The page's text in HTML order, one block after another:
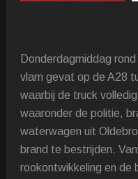
Donderdagmiddag
vlam gevat op de A28
waarbij de truck
waaronder de politie,
waterwagen uit
brand te bestrijden.
rookontwikkeling en de